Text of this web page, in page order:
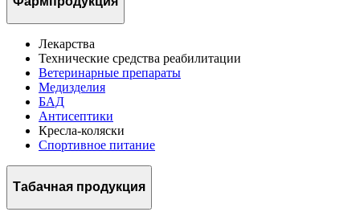
Лекарства
Технические средства реабилитации
Ветеринарные препараты
Медизделия
БАД
Антисептики
Кресла-коляски
Спортивное питание
Табачная продукция